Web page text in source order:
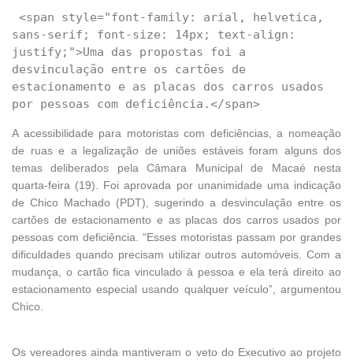
sans-serif; font-size: 14px; text-align:
justify;">Uma das propostas foi a
desvinculação entre os cartões de
estacionamento e as placas dos carros usados
A acessibilidade para motoristas com deficiências, a nomeação
de ruas e a legalização de uniões estáveis foram alguns dos
temas deliberados pela Câmara Municipal de Macaé nesta
quarta-feira (19). Foi aprovada por unanimidade uma indicação
de Chico Machado (PDT), sugerindo a desvinculação entre os
cartões de estacionamento e as placas dos carros usados por
pessoas com deficiência. “Esses motoristas passam por grandes
dificuldades quando precisam utilizar outros automóveis. Com a
mudança, o cartão fica vinculado à pessoa e ela terá direito ao
estacionamento especial usando qualquer veículo”, argumentou
Chico.
Os vereadores ainda mantiveram o veto do Executivo ao projeto